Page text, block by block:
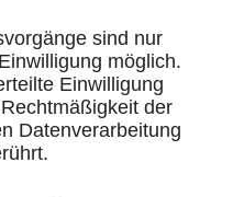
sind nur
möglich.
Einwilligung
der
Datenverarbeitung